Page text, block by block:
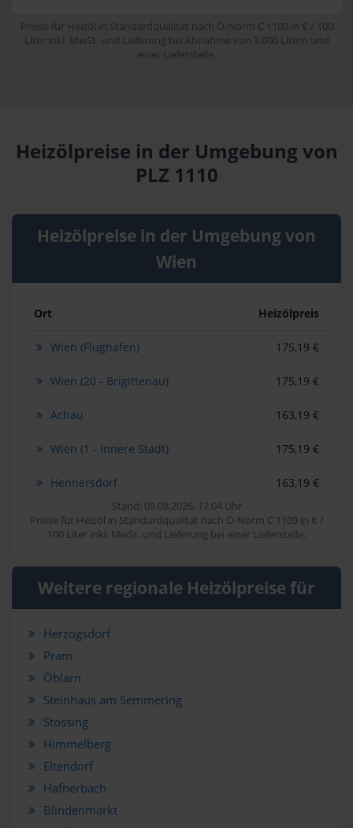
Preise für Heizöl in Standardqualität nach Ö-Norm C 1109 in € / 100
Liter inkl. MwSt. und Lieferung bei Abnahme von 3.000 Litern und
einer Lieferstelle.
Heizölpreise in der Umgebung von
PLZ 1110
Heizölpreise in der Umgebung von
Wien
Ort Heizölpreis
Wien (Flughafen) 175,19 €
Wien (20 - Brigittenau) 175,19 €
Achau 163,19 €
Wien (1 - Innere Stadt) 175,19 €
Hennersdorf 163,19 €
Stand: 09.08.2026, 17:04 Uhr
Preise für Heizöl in Standardqualität nach Ö-Norm C 1109 in € /
100 Liter inkl. MwSt. und Lieferung bei einer Lieferstelle.
Weitere regionale Heizölpreise für
Herzogsdorf
Pram
Öblarn
Steinhaus am Semmering
Stössing
Himmelberg
Eltendorf
Hafnerbach
Blindenmarkt